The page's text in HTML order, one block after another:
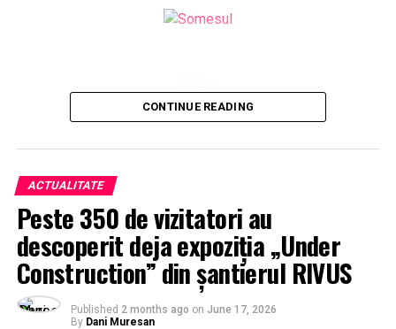
CONTINUE READING
ACTUALITATE
Peste 350 de vizitatori au
descoperit deja expoziția „Under
Construction” din șantierul RIVUS
Published 2 months ago on June 17, 2026
By Dani Muresan